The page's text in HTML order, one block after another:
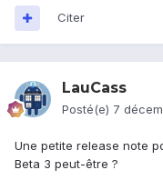
Citer
LauCass
Posté(e) 7
Une petite release note
Beta 3 peut-être ?